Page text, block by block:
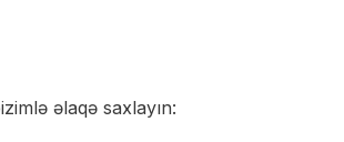
əlaqə saxlayın: